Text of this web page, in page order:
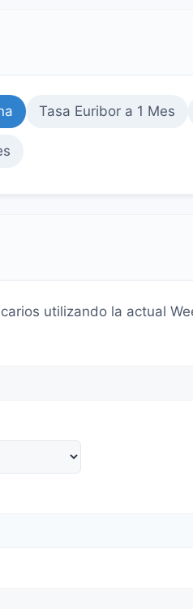
Tasa Euribor a 1 Mes
utilizando la actual